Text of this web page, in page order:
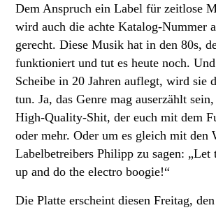
Dem Anspruch ein Label für zeitlose
wird auch die achte Katalog-Nummer
gerecht. Diese Musik hat in den 80s,
funktioniert und tut es heute noch.
Scheibe in 20 Jahren auflegt, wird sie
tun. Ja, das Genre mag auserzählt
High-Quality-Shit, der euch mit dem
oder mehr. Oder um es gleich mit den
Labelbetreibers Philipp zu sagen: „Let
up and do the electro boogie!“
Die Platte erscheint diesen Freitag,